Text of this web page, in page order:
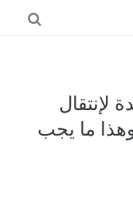
لإنتقال
ما يجب
السعودية
الإمارات